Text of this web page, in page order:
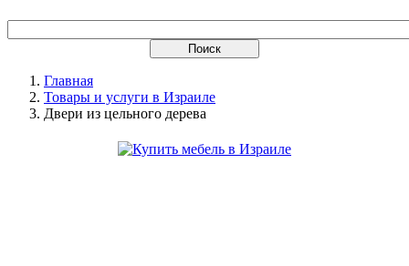
Главная
Товары и услуги в Израиле
Двери из цельного дерева